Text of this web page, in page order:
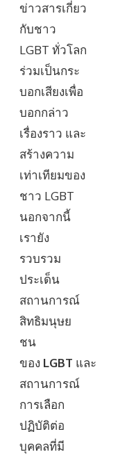
ข่าวสารเกี่ยว
กับชาว
LGBT ทั่วโลก
ร่วมเป็นกระ
บอกเสียงเพื่อ
บอกกล่าว
เรื่องราว และ
สร้างความ
เท่าเทียมของ
ชาว LGBT
นอกจากนี้
เรายัง
รวบรวม
ประเด็น
สถานการณ์
สิทธิมนุษย
ชน
ของ LGBT และ
สถานการณ์
การเลือก
ปฏิบัติต่อ
บุคคลที่มี